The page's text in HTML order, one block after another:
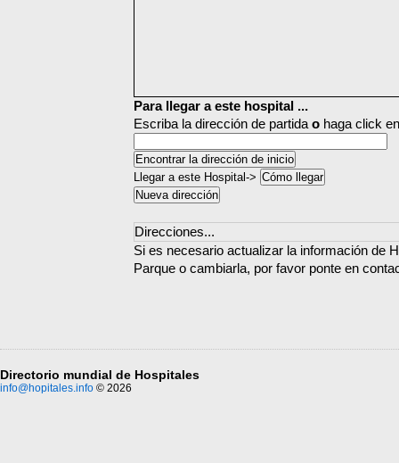
Para llegar a este hospital ...
Escriba la dirección de partida o haga click
Llegar a este Hospital->
Direcciones...
Si es necesario actualizar la información de
Parque o cambiarla, por favor ponte en
Directorio mundial de Hospitales
info@hopitales.info © 2026